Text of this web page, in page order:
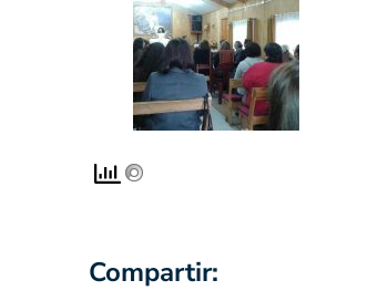
Compartir: